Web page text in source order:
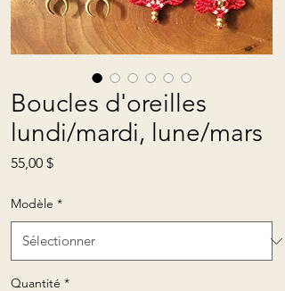
Boucles d'oreilles
lundi/mardi, lune/mars
55,00 $Prix
Modèle *
Quantité *